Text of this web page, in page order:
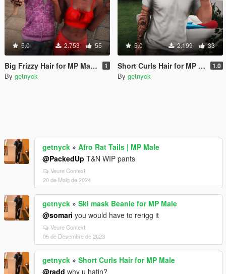
5.0 2.753 55
Big Frizzy Hair for MP Male & Female 1
By getnyck
5.0 2.199 33
Short Curls Hair for MP Male 1.0
By getnyck
getnyck » Afro Rat Tails | MP Male
@PackedUp T&N WIP pants
Veure Context
20 de Maig de 2024
getnyck » Ski mask Beanie for MP Male
@somari you would have to rerigg it
Veure Context
05 de Desembre de 2023
getnyck » Short Curls Hair for MP Male
@radd why u hatin?